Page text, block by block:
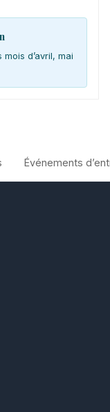
d’avril, mai
Événements